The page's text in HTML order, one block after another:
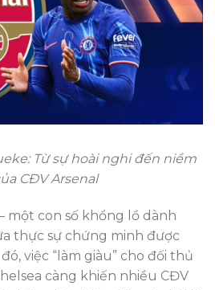
Từ sự hoài nghi đến niềm
CĐV Arsenal
một con số khổng lồ dành
thực sự chứng minh được
việc “làm giàu” cho đối thủ
càng khiến nhiều CĐV